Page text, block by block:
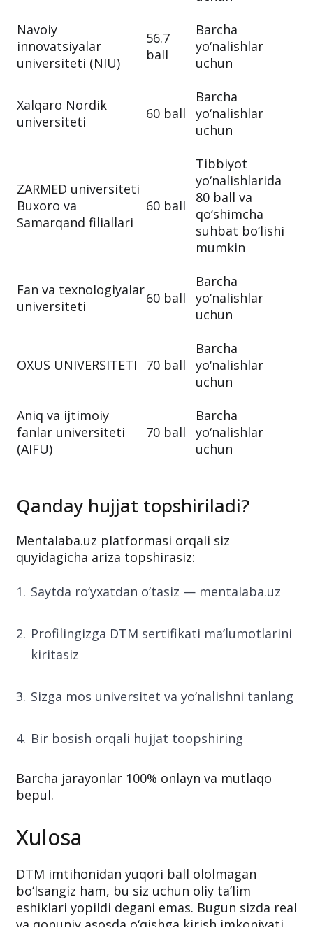
Navoiy
innovatsiyalar
universiteti (NIU)
56.7
ball
Barcha
yo‘nalishlar
uchun
Xalqaro Nordik
universiteti
60 ball
Barcha
yo‘nalishlar
uchun
ZARMED universiteti
Buxoro va
Samarqand filiallari
60 ball
Tibbiyot
yo‘nalishlarida
80 ball va
qo‘shimcha
suhbat bo‘lishi
mumkin
Fan va texnologiyalar
universiteti
60 ball
Barcha
yo‘nalishlar
uchun
OXUS UNIVERSITETI 70 ball
Barcha
yo‘nalishlar
uchun
Aniq va ijtimoiy
fanlar universiteti
(AIFU)
70 ball
Barcha
yo‘nalishlar
uchun
Qanday hujjat topshiriladi?
Mentalaba.uz platformasi orqali siz
quyidagicha ariza topshirasiz:
Saytda ro‘yxatdan o‘tasiz — mentalaba.uz
Profilingizga DTM sertifikati ma’lumotlarini
kiritasiz
Sizga mos universitet va yo‘nalishni tanlang
Bir bosish orqali hujjat toopshiring
Barcha jarayonlar 100% onlayn va mutlaqo
bepul.
Xulosa
DTM imtihonidan yuqori ball ololmagan
bo‘lsangiz ham, bu siz uchun oliy ta’lim
eshiklari yopildi degani emas. Bugun sizda real